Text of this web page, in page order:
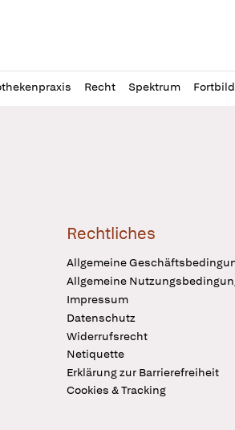
Recht Spektrum
Rechtliches
Allgemeine
Allgemeine
Impressum
Datenschutz
Widerrufsrecht
Netiquette
Erklärung zur Barrierefreiheit
Cookies & Tracking